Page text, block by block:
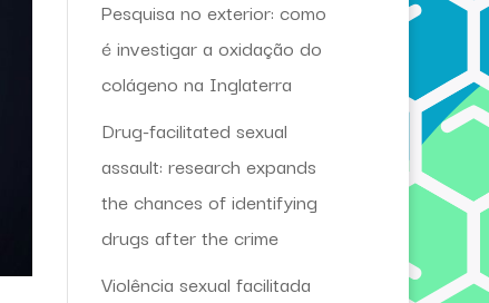
Pesquisa no exterior: como
é investigar a oxidação do
colágeno na Inglaterra
Drug-facilitated sexual
assault: research expands
the chances of identifying
drugs after the crime
Violência sexual facilitada